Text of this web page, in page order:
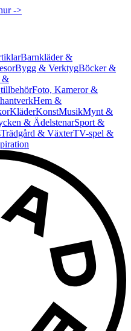
->
Barnkläder &
Bygg & VerktygBöcker &
&
Foto, Kameror &
Hem &
KläderKonstMusikMynt &
& ÄdelstenarSport &
Trädgård & VäxterTV-spel &